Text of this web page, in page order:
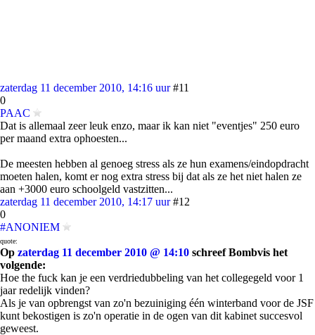
zaterdag 11 december 2010, 14:16 uur #11
0
PAAC
Dat is allemaal zeer leuk enzo, maar ik kan niet "eventjes" 250 euro
per maand extra ophoesten...
De meesten hebben al genoeg stress als ze hun examens/eindopdracht
moeten halen, komt er nog extra stress bij dat als ze het niet halen ze
aan +3000 euro schoolgeld vastzitten...
zaterdag 11 december 2010, 14:17 uur #12
0
#ANONIEM
quote:
Op zaterdag 11 december 2010 @ 14:10 schreef Bombvis het
volgende:
Hoe the fuck kan je een verdriedubbeling van het collegegeld voor 1
jaar redelijk vinden?
Als je van opbrengst van zo'n bezuiniging één winterband voor de JSF
kunt bekostigen is zo'n operatie in de ogen van dit kabinet succesvol
geweest.